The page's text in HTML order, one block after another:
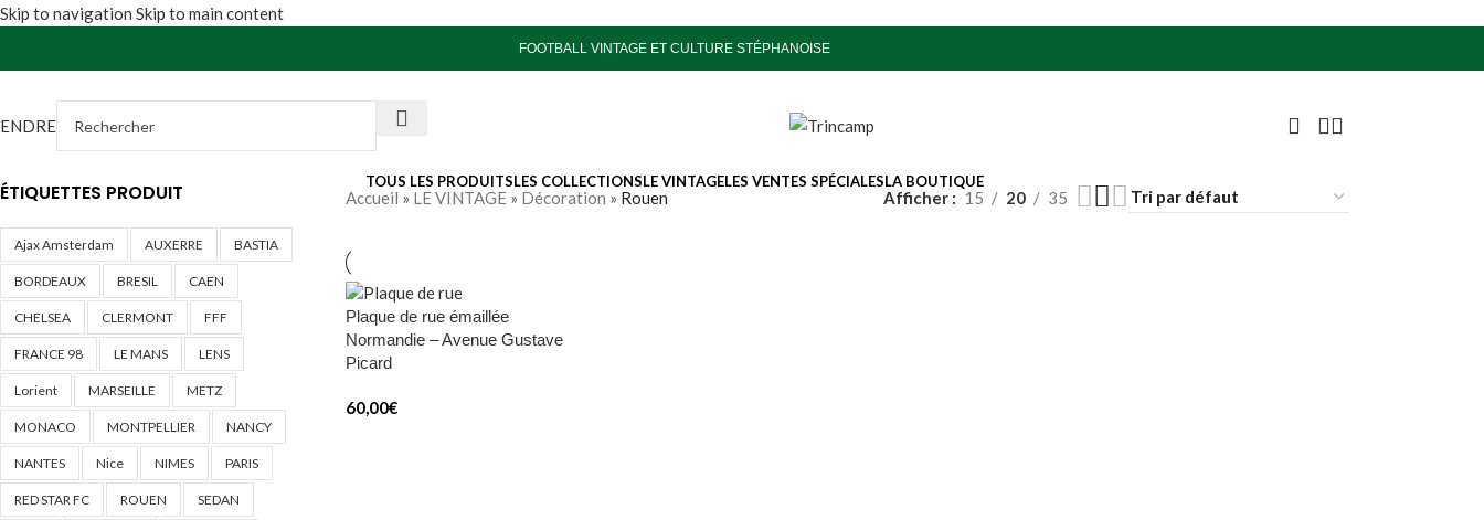
Skip to navigation Skip to main content
FOOTBALL VINTAGE ET CULTURE STÉPHANOISE
TOUS LES PRODUITSLES COLLECTIONSLE VINTAGELES VENTES SPÉCIALESLA BOUTIQUE
ÉTIQUETTES PRODUIT
Ajax Amsterdam AUXERRE BASTIA
BORDEAUX BRESIL CAEN
CHELSEA CLERMONT FFF
FRANCE 98 LE MANS LENS
Lorient MARSEILLE METZ
MONACO MONTPELLIER NANCY
NANTES Nice NIMES PARIS
RED STAR FC ROUEN SEDAN
Accueil » LE VINTAGE» Décoration » Rouen Afficher 15 20 35
Plaque de rue émaillée
Normandie – Avenue Gustave
Picard
60,00€